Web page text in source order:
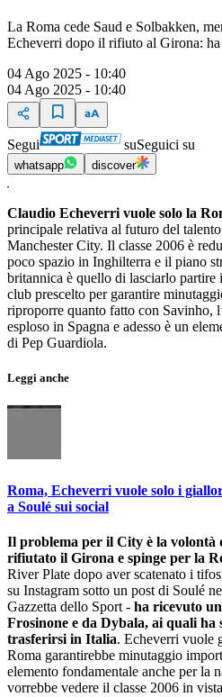
La Roma cede Saud e Solbakken,
Echeverri dopo il rifiuto al Girona:
04 Ago 2025 - 10:40
04 Ago 2025 - 10:40
Segui suSeguici su
whatsapp discover
Claudio Echeverri vuole solo la
principale relativa al futuro del
Manchester City. Il classe 2006 è
poco spazio in Inghilterra e il piano
britannica è quello di lasciarlo
club prescelto per garantire
riproporre quanto fatto con Savinho,
esploso in Spagna e adesso è un
di Pep Guardiola.
Leggi anche
Roma, Echeverri vuole solo i
a Soulé sui social
Il problema per il City è la volontà
rifiutato il Girona e spinge per la
River Plate dopo aver scatenato i
su Instagram sotto un post di Soulé
Gazzetta dello Sport - ha ricevuto
Frosinone e da Dybala, ai quali ha
trasferirsi in Italia. Echeverri vuole
Roma garantirebbe minutaggio
elemento fondamentale anche per la
vorrebbe vedere il classe 2006 in